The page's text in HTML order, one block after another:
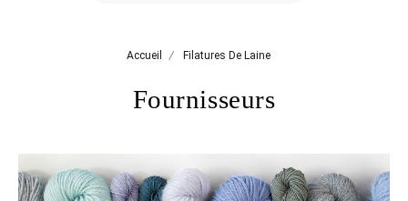
Accueil Filatures De Laine
Fournisseurs